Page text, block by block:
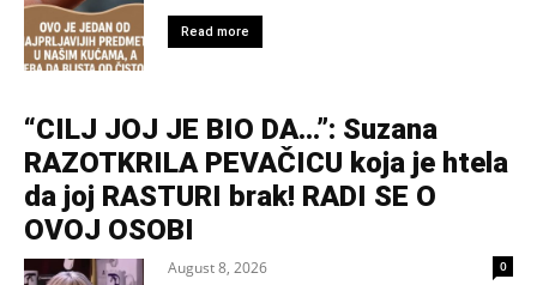
Read more
“CILJ JOJ JE BIO DA…”: Suzana
RAZOTKRILA PEVAČICU koja je htela
da joj RASTURI brak! RADI SE O
OVOJ OSOBI
August 8, 2026 0